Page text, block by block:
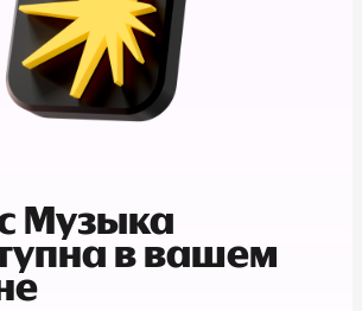
Музыка
в вашем